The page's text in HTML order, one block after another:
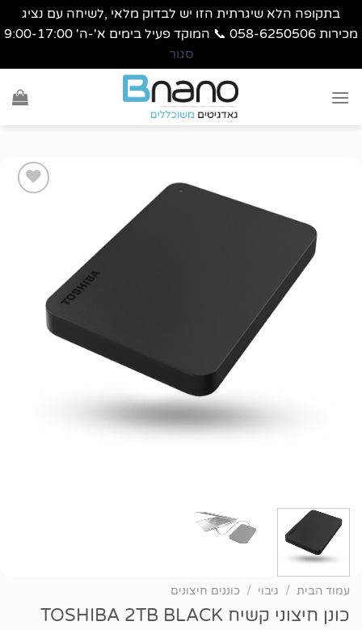
בתקופה הלא שיגרתית הזו יש לבדוק מלאי ,לשיחה עם נציג
מכירות 058-6250506 📞 המוקד פעיל בימים א'-ה' 9:00-17:00
סגור
עמוד הבית / גיבוי / כוננים חיצונים
כונן חיצוני קשיח TOSHIBA 2TB BLACK